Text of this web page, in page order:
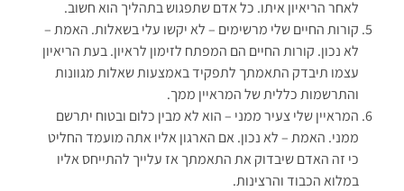
לאחר הריאיון איתו. כל אדם שתפגוש בתהליך הוא חשוב.
קורות החיים שלי מרשימים – לא יקשו עלי בשאלות. האמת –
לא נכון. קורות החיים הם המפתח לזימון לראיון. בעת הריאיון
עצמו תיבדק התאמתך לתפקיד באמצעות שאלות מגוונות
והתרשמות כללית של המראיין ממך.
המראיין שלי צעיר ממני – הוא לא מבין כלום ובטוח יתרשם
ממני. האמת – לא נכון. אם הארגון אליו אתה מועמד החליט
כי זה האדם שיבדוק את התאמתך אז עלייך להתייחס אליו
במלוא הכבוד והרצינות.